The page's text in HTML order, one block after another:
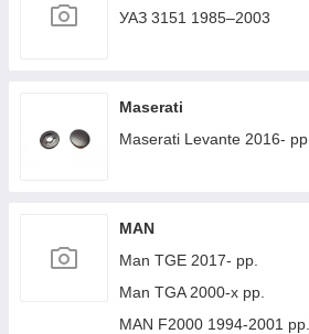
УАЗ 3151 1985–2003
Maserati
Maserati Levante 2016- рр.
MAN
Man TGE 2017- рр.
Man TGA 2000-х рр.
MAN F2000 1994-2001 рр.